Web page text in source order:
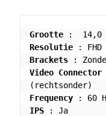
Grootte
Resolutie
Brackets
Video Connector
Frequency
IPS